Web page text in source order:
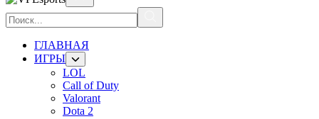
ГЛАВНАЯ
ИГРЫ
LOL
Call of Duty
Valorant
Dota 2